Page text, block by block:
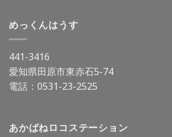
めっくんはうす
441-3416
愛知県田原市東赤石5-74
電話： 0531-23-2525
あかばねロコステーション